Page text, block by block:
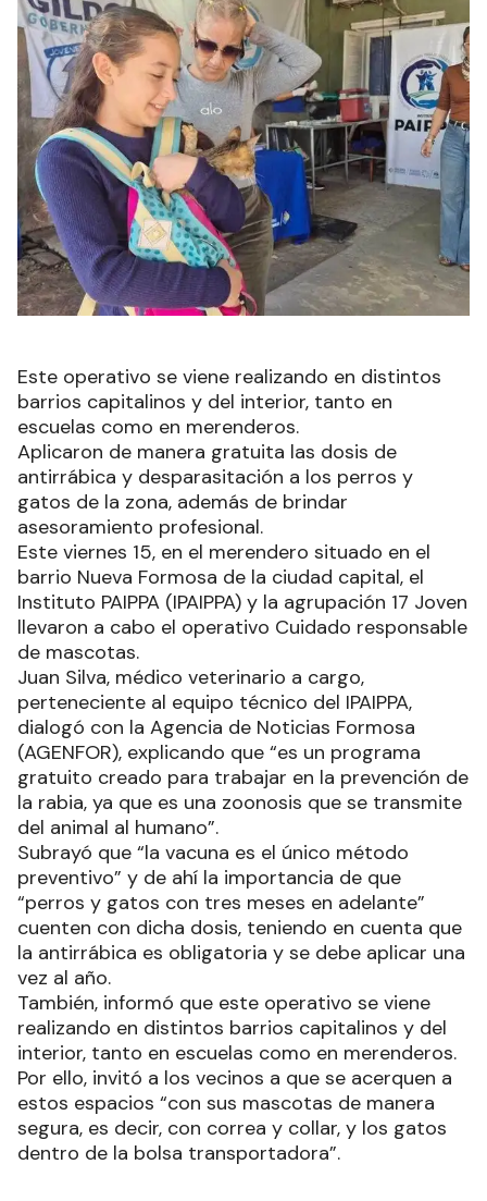
Este operativo se viene realizando en distintos
barrios capitalinos y del interior, tanto en
escuelas como en merenderos.
Aplicaron de manera gratuita las dosis de
antirrábica y desparasitación a los perros y
gatos de la zona, además de brindar
asesoramiento profesional.
Este viernes 15, en el merendero situado en el
barrio Nueva Formosa de la ciudad capital, el
Instituto PAIPPA (IPAIPPA) y la agrupación 17 Joven
llevaron a cabo el operativo Cuidado responsable
de mascotas.
Juan Silva, médico veterinario a cargo,
perteneciente al equipo técnico del IPAIPPA,
dialogó con la Agencia de Noticias Formosa
(AGENFOR), explicando que “es un programa
gratuito creado para trabajar en la prevención de
la rabia, ya que es una zoonosis que se transmite
del animal al humano”.
Subrayó que “la vacuna es el único método
preventivo” y de ahí la importancia de que
“perros y gatos con tres meses en adelante”
cuenten con dicha dosis, teniendo en cuenta que
la antirrábica es obligatoria y se debe aplicar una
vez al año.
También, informó que este operativo se viene
realizando en distintos barrios capitalinos y del
interior, tanto en escuelas como en merenderos.
Por ello, invitó a los vecinos a que se acerquen a
estos espacios “con sus mascotas de manera
segura, es decir, con correa y collar, y los gatos
dentro de la bolsa transportadora”.